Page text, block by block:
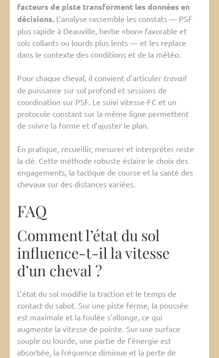
facteurs de piste transforment les données en
décisions. L’analyse rassemble les constats — PSF
plus rapide à Deauville, herbe «bon» favorable et
sols collants ou lourds plus lents — et les replace
dans le contexte des conditions et de la météo.
Pour chaque cheval, il convient d’articuler travail
de puissance sur sol profond et sessions de
coordination sur PSF. Le suivi vitesse‑FC et un
protocole constant sur la même ligne permettent
de suivre la forme et d’ajuster le plan.
En pratique, recueillir, mesurer et interpréter reste
la clé. Cette méthode robuste éclaire le choix des
engagements, la tactique de course et la santé des
chevaux sur des distances variées.
FAQ
Comment l’état du sol
influence-t-il la vitesse
d’un cheval ?
L’état du sol modifie la traction et le temps de
contact du sabot. Sur une piste ferme, la poussée
est maximale et la foulée s’allonge, ce qui
augmente la vitesse de pointe. Sur une surface
souple ou lourde, une partie de l’énergie est
absorbée, la fréquence diminue et la perte de